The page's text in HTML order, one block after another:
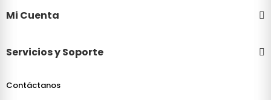
Mi Cuenta
Servicios y Soporte
Contáctanos